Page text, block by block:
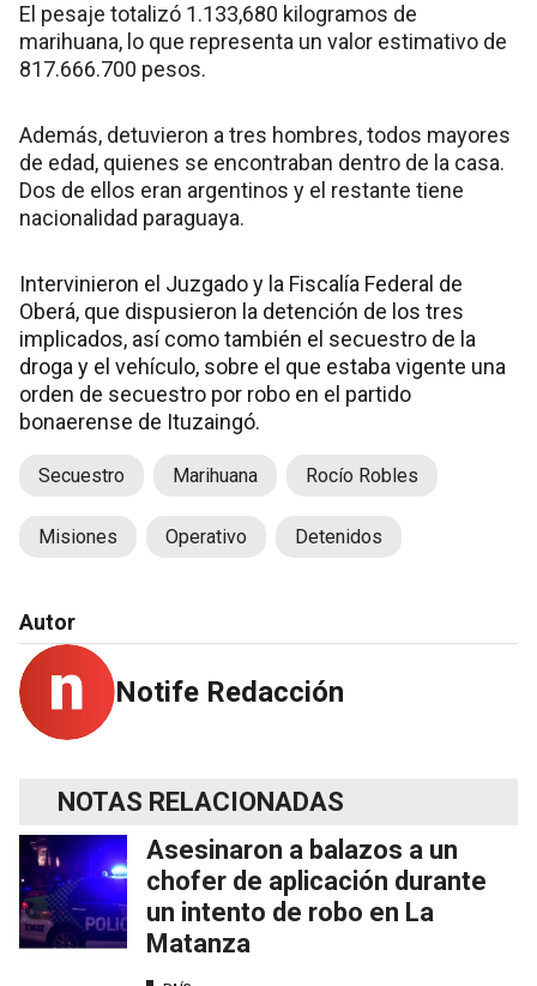
El pesaje totalizó 1.133,680 kilogramos de
marihuana, lo que representa un valor estimativo de
817.666.700 pesos.
Además, detuvieron a tres hombres, todos mayores
de edad, quienes se encontraban dentro de la casa.
Dos de ellos eran argentinos y el restante tiene
nacionalidad paraguaya.
Intervinieron el Juzgado y la Fiscalía Federal de
Oberá, que dispusieron la detención de los tres
implicados, así como también el secuestro de la
droga y el vehículo, sobre el que estaba vigente una
orden de secuestro por robo en el partido
bonaerense de Ituzaingó.
Secuestro Marihuana Rocío Robles
Misiones Operativo Detenidos
Autor
Notife Redacción
NOTAS RELACIONADAS
Asesinaron a balazos a un
chofer de aplicación durante
un intento de robo en La
Matanza